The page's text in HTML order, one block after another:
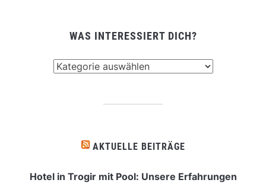
WAS INTERESSIERT DICH?
AKTUELLE BEITRÄGE
Hotel in Trogir mit Pool: Unsere Erfahrungen